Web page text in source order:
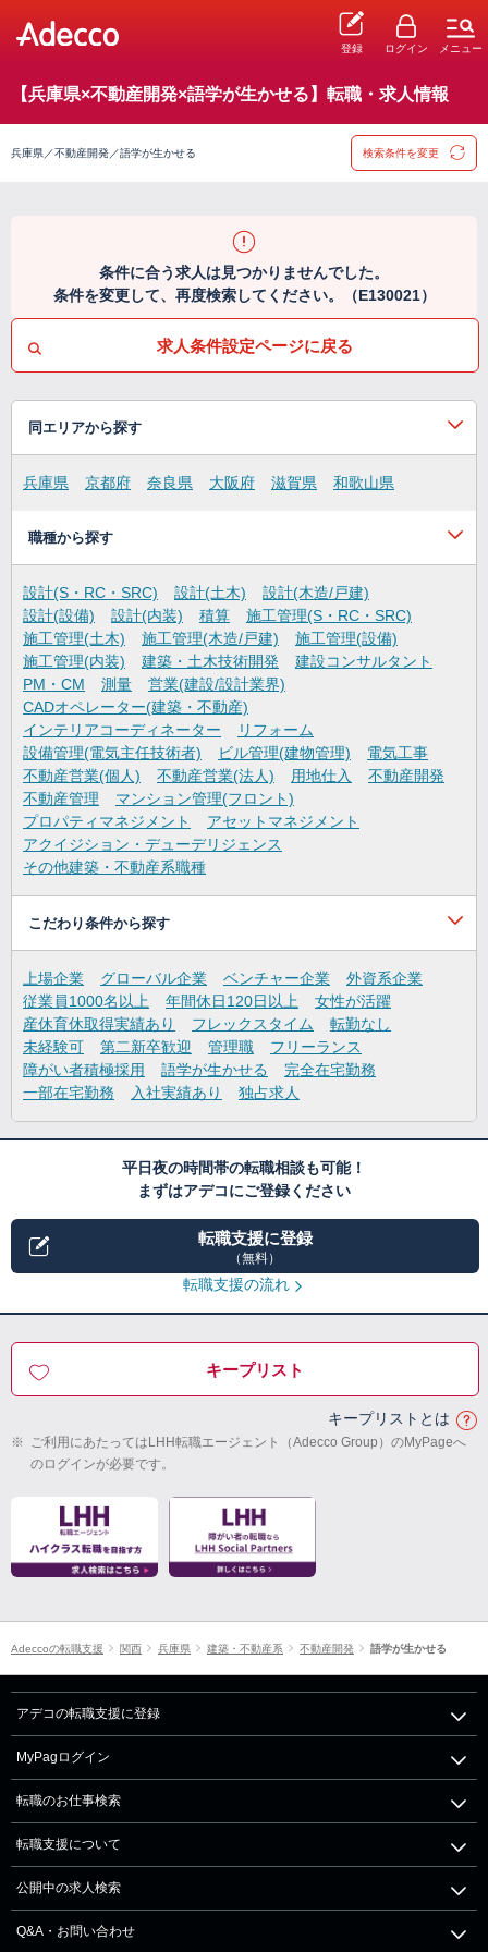
登録 ログイン メニュー
【兵庫県×不動産開発×語学が生かせる】転職・求人情報
兵庫県／不動産開発／語学が生かせる 検索条件を変更
条件に合う求人は見つかりませんでした。
条件を変更して、再度検索してください。（E130021）
求人条件設定ページに戻る
同エリアから探す
兵庫県 京都府 奈良県 大阪府 滋賀県 和歌山県
職種から探す
設計(S・RC・SRC) 設計(土木)
設計(木造/戸建)
設計(設備)
設計(内装) 積算
施工管理(S・RC・SRC)
施工管理(土木)
施工管理(木造/戸建)
施工管理(設備)
施工管理(内装)
建築・土木技術開発
建設コンサルタント
PM・CM
測量
営業(建設/設計業界)
CADオペレーター(建築・不動産)
インテリアコーディネーター
リフォーム
設備管理(電気主任技術者)
ビル管理(建物管理)
電気工事
不動産営業(個人)
不動産営業(法人) 用地仕入
不動産開発
不動産管理
マンション管理(フロント)
プロパティマネジメント
アセットマネジメント
アクイジション・デューデリジェンス
その他建築・不動産系職種
こだわり条件から探す
上場企業 グローバル企業 ベンチャー企業
外資系企業
従業員1000名以上
年間休日120日以上
女性が活躍
産休育休取得実績あり
フレックスタイム
転勤なし
未経験可
第二新卒歓迎 管理職
フリーランス
障がい者積極採用
語学が生かせる
完全在宅勤務
一部在宅勤務
入社実績あり 独占求人
平日夜の時間帯の転職相談も可能！
まずはアデコにご登録ください
転職支援に登録
（無料）
転職支援の流れ
キープリスト
キープリストとは
※ ご利用にあたってはLHH転職エージェント（Adecco Group）のMyPageへ
のログインが必要です。
Adeccoの転職支援 関西 兵庫県 建築・不動産系 不動産開発 語学が生かせる
アデコの転職支援に登録
MyPagログイン
転職のお仕事検索
転職支援について
公開中の求人検索
Q&A・お問い合わせ